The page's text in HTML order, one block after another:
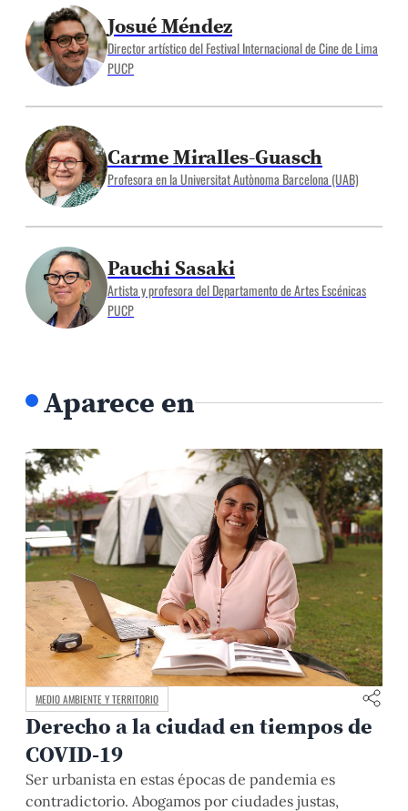
Josué Méndez
Director artístico del Festival Internacional de Cine de Lima
PUCP
Carme Miralles-Guasch
Profesora en la Universitat Autònoma Barcelona (UAB)
Pauchi Sasaki
Artista y profesora del Departamento de Artes Escénicas
PUCP
Aparece en
MEDIO AMBIENTE Y TERRITORIO
Derecho a la ciudad en tiempos de
COVID-19
Ser urbanista en estas épocas de pandemia es
contradictorio. Abogamos por ciudades justas,